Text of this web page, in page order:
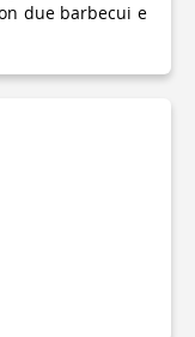
due barbecui e